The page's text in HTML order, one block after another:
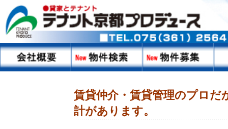
賃貸仲介・賃貸管理のプロ
計があります。